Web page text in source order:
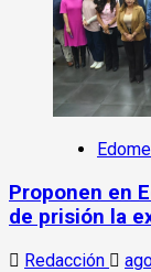
Proponen en
de prisión la
Redacción